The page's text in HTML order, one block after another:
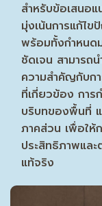
สำหรับข้อเสนอแ
มุ่งเน้นการแก้ไข
พร้อมทั้งกำหนดม
ชัดเจน สามารถ
ความสำคัญกับก
ที่เกี่ยวข้อง การ
บริบทของพื้นที่ แ
ภาคส่วน เพื่อให้
ประสิทธิภาพแล
แท้จริง